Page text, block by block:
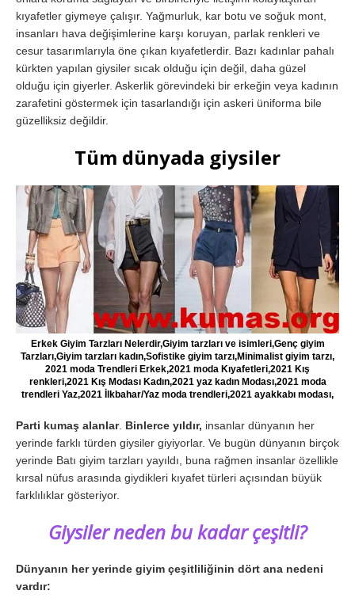
kıyafetler giymeye çalışır. Yağmurluk, kar botu ve soğuk mont,
insanları hava değişimlerine karşı koruyan, parlak renkleri ve
cesur tasarımlarıyla öne çıkan kıyafetlerdir. Bazı kadınlar pahalı
kürkten yapılan giysiler sıcak olduğu için değil, daha güzel
olduğu için giyerler. Askerlik görevindeki bir erkeğin veya kadının
zarafetini göstermek için tasarlandığı için askeri üniforma bile
güzelliksiz değildir.
Tüm dünyada giysiler
Erkek Giyim Tarzları Nelerdir,Giyim tarzları ve isimleri,Genç giyim
Tarzları,Giyim tarzları kadın,Sofistike giyim tarzı,Minimalist giyim tarzı,
2021 moda Trendleri Erkek,2021 moda Kıyafetleri,2021 Kış
renkleri,2021 Kış Modası Kadın,2021 yaz kadın Modası,2021 moda
trendleri Yaz,2021 İlkbahar/Yaz moda trendleri,2021 ayakkabı modası,
Parti kumaş alanlar. Binlerce yıldır, insanlar dünyanın her
yerinde farklı türden giysiler giyiyorlar. Ve bugün dünyanın birçok
yerinde Batı giyim tarzları yayıldı, buna rağmen insanlar özellikle
kırsal nüfus arasında giydikleri kıyafet türleri açısından büyük
farklılıklar gösteriyor.
Giysiler neden bu kadar çeşitli?
Dünyanın her yerinde giyim çeşitliliğinin dört ana nedeni
vardır: